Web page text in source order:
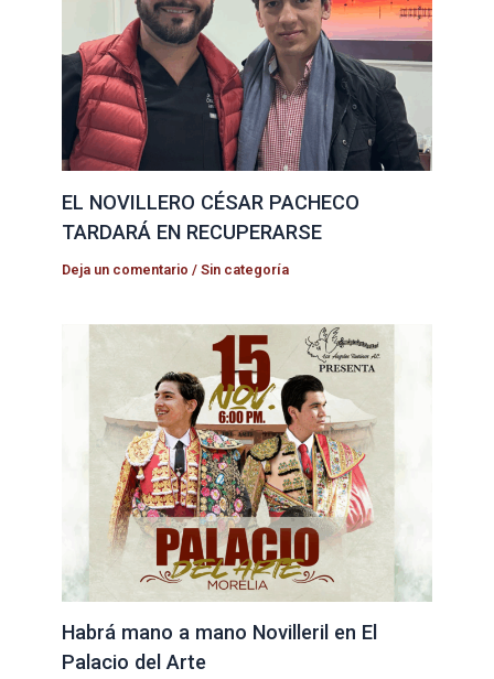
EL NOVILLERO CÉSAR PACHECO
TARDARÁ EN RECUPERARSE
Deja un comentario /Sin categoría
Habrá mano a mano Novilleril en El
Palacio del Arte